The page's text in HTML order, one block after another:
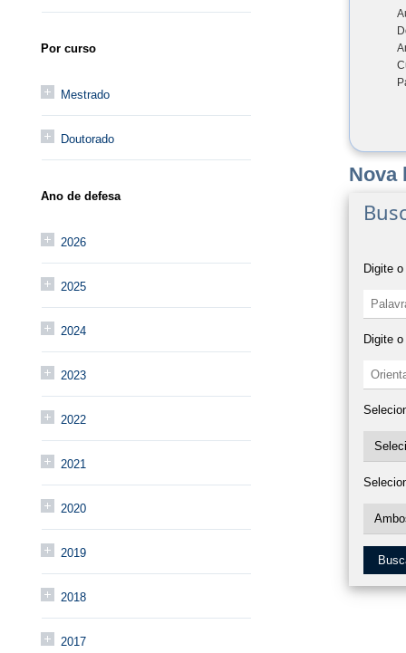
Por curso
Mestrado
Doutorado
Ano de defesa
2026
2025
2024
2023
2022
2021
2020
2019
2018
2017
Nova
Digite
Digite